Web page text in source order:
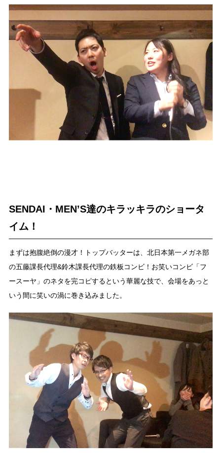
SENDAI・MEN’S達のキラッキラのショータ
イム！
まずは抱腹絶倒の漫才！トップバッターは、北日本第一メガネ部
の五藤課長代理&鈴木課長代理の鉄板コンビ！お笑いコンビ「フ
ースーヤ」のネタを完コピするという華麗な技で、会場をあっと
いう間に笑いの渦に巻き込みました。